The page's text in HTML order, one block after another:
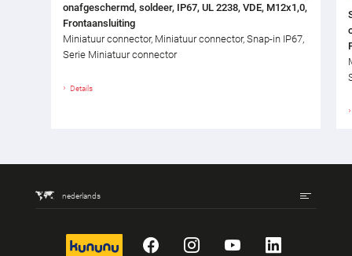
onafgeschermd, soldeer, IP67, UL 2238, VDE, M12x1,0,
Frontaansluiting
Miniatuur connector, Miniatuur connector, Snap-in IP67,
Serie Miniatuur connector
Details
nederlands
kununu FacebookInstagram
YouTubeLinkedIn